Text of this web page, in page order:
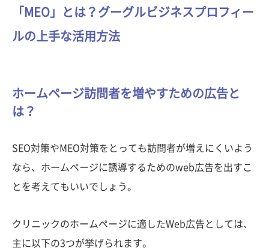
「MEO」とは？グーグルビジネスプロフィー
ルの上手な活用方法
ホームページ訪問者を増やすための広告と
は？
SEO対策やMEO対策をとっても訪問者が増えにくいよう
なら、ホームページに誘導するためのweb広告を出すこ
とを考えてもいいでしょう。
クリニックのホームページに適したWeb広告としては、
主に以下の3つが挙げられます。